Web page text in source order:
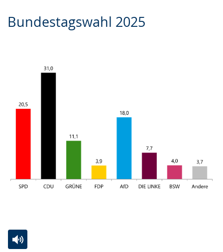
Bundestagswahl 2025